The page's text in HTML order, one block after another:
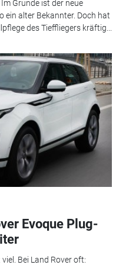
Grunde ist der neue
ein alter Bekannter. Doch hat
des Tieffliegers kräftig...
Evoque Plug-
Bei Land Rover oft: